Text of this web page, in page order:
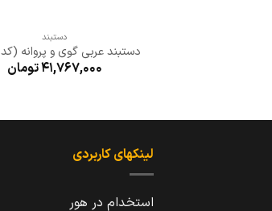
دستبند
دستبند عربی گوی و پروانه (کد 2315)
41,767,000تومان
لینکهای کاربردی
استخدام در هور